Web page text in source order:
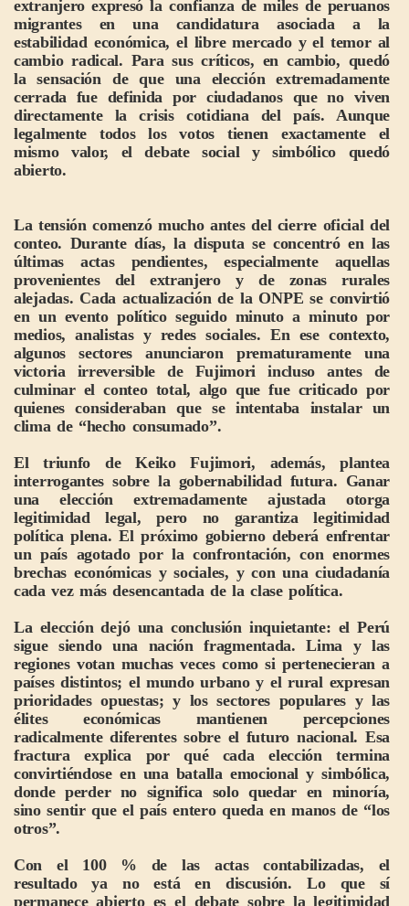
extranjero expresó la confianza de miles de peruanos
migrantes en una candidatura asociada a la
estabilidad económica, el libre mercado y el temor al
cambio radical. Para sus críticos, en cambio, quedó
la sensación de que una elección extremadamente
cerrada fue definida por ciudadanos que no viven
directamente la crisis cotidiana del país. Aunque
legalmente todos los votos tienen exactamente el
mismo valor, el debate social y simbólico quedó
abierto.
La tensión comenzó mucho antes del cierre oficial del
conteo. Durante días, la disputa se concentró en las
últimas actas pendientes, especialmente aquellas
provenientes del extranjero y de zonas rurales
alejadas. Cada actualización de la ONPE se convirtió
en un evento político seguido minuto a minuto por
medios, analistas y redes sociales. En ese contexto,
algunos sectores anunciaron prematuramente una
victoria irreversible de Fujimori incluso antes de
culminar el conteo total, algo que fue criticado por
quienes consideraban que se intentaba instalar un
clima de “hecho consumado”.
El triunfo de Keiko Fujimori, además, plantea
interrogantes sobre la gobernabilidad futura. Ganar
una elección extremadamente ajustada otorga
legitimidad legal, pero no garantiza legitimidad
política plena. El próximo gobierno deberá enfrentar
un país agotado por la confrontación, con enormes
brechas económicas y sociales, y con una ciudadanía
cada vez más desencantada de la clase política.
La elección dejó una conclusión inquietante: el Perú
sigue siendo una nación fragmentada. Lima y las
regiones votan muchas veces como si pertenecieran a
países distintos; el mundo urbano y el rural expresan
prioridades opuestas; y los sectores populares y las
élites económicas mantienen percepciones
radicalmente diferentes sobre el futuro nacional. Esa
fractura explica por qué cada elección termina
convirtiéndose en una batalla emocional y simbólica,
donde perder no significa solo quedar en minoría,
sino sentir que el país entero queda en manos de “los
otros”.
Con el 100 % de las actas contabilizadas, el
resultado ya no está en discusión. Lo que sí
permanece abierto es el debate sobre la legitimidad